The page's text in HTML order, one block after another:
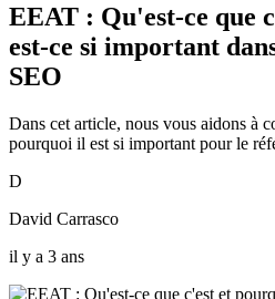
EEAT : Qu'est-ce que
est-ce si important
SEO
Dans cet article, nous vous aidons à
pourquoi il est si important pour le
D
David Carrasco
il y a 3 ans